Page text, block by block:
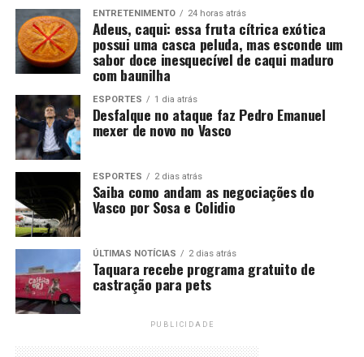
ENTRETENIMENTO 24 horas atrás
Adeus, caqui: essa fruta cítrica exótica
possui uma casca peluda, mas esconde um
sabor doce inesquecível de caqui maduro
com baunilha
ESPORTES 1 dia atrás
Desfalque no ataque faz Pedro Emanuel
mexer de novo no Vasco
ESPORTES 2 dias atrás
Saiba como andam as negociações do
Vasco por Sosa e Colidio
ÚLTIMAS NOTÍCIAS 2 dias atrás
Taquara recebe programa gratuito de
castração para pets
PUBLICIDADE